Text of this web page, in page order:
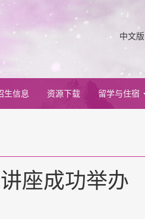
中文版
生信息 资源下载 留学与住宿
座成功举办